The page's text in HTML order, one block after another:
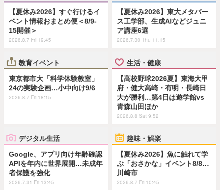
【夏休み2026】すぐ行けるイ
ベント情報おまとめ便＜8/9-
15開催＞
2026.8.7 Fri 19:45
【夏休み2026】東大メタバー
ス工学部、生成AIなどジュニ
ア講座6選
2026.7.30 Thu 11:15
教育イベント
東京都市大「科学体験教室」
24の実験企画…小中向け9/6
2026.8.7 Fri 18:15
生活・健康
【高校野球2026夏】東海大甲
府・健大高崎・有明・長崎日
大が勝利…第4日は遊学館vs
青森山田ほか
2026.8.8 Sat 9:52
デジタル生活
Google、アプリ向け年齢確認
APIを年内に世界展開…未成年
者保護を強化
2026.7.31 Fri 13:45
趣味・娯楽
【夏休み2026】魚に触れて学
ぶ「おさかな」イベント8/8…
川崎市
2026.8.7 Fri 10:45